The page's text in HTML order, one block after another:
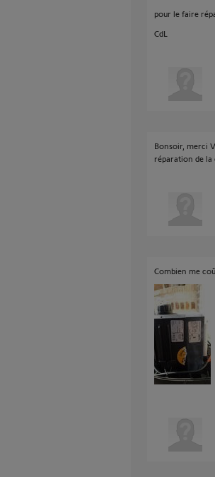
pour le faire
CdL
Bonsoir, merci
réparation de la
Combien me